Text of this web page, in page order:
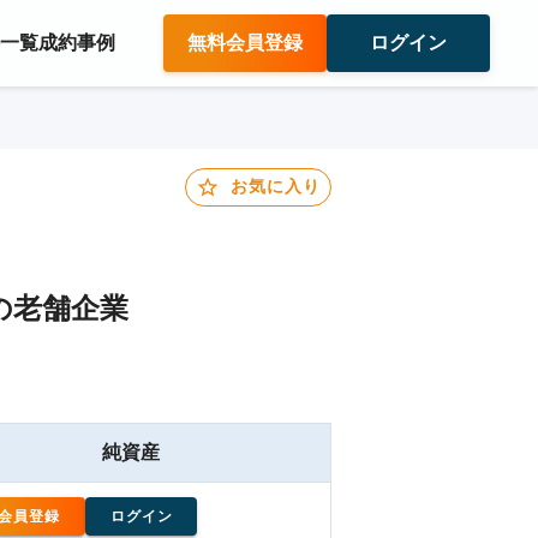
覧成約事例 無料会員登録 ログイン
お気に入り
老舗企業
員登録 ログイン
純資産